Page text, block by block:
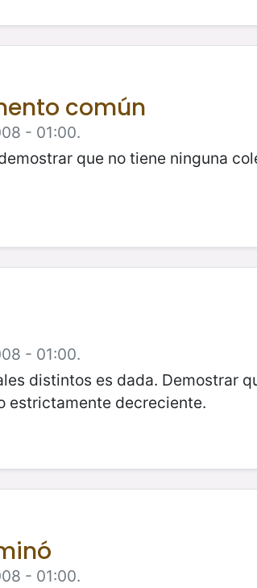
común
- 01:00.
que no tiene ninguna
- 01:00.
distintos es dada. Demostrar
estrictamente decreciente.
- 01:00.